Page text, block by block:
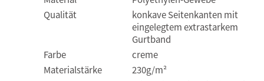
Qualität
konkave Seitenkanten mit
eingelegtem extrastarkem
Gurtband
Farbe
creme
Materialstärke
230g/m²